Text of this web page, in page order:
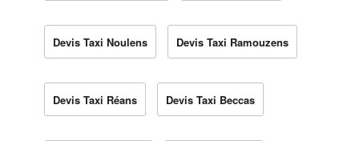
Devis Taxi Noulens Devis Taxi Ramouzens
Devis Taxi Réans Devis Taxi Beccas